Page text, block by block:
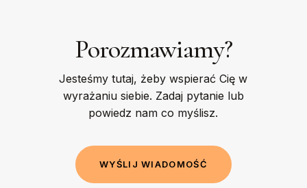
Porozmawiamy?
Jesteśmy tutaj, żeby wspierać Cię w
wyrażaniu siebie. Zadaj pytanie lub
powiedz nam co myślisz.
WYŚLI J WIADOMOŚĆ